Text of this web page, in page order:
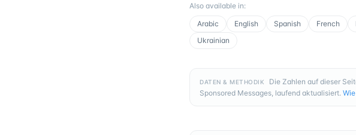
Also available in:
Arabic
English Spanish French
Ukrainian
DATEN & METHODIK
Die Zahlen auf dieser
Sponsored Messages, laufend aktualisiert.